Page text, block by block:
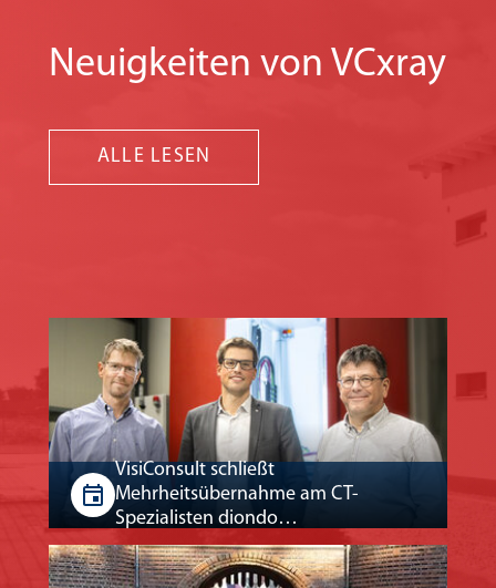
Neuigkeiten von VCxray
ALLE LESEN
VisiConsult schließt
Mehrheitsübernahme am CT-
Spezialisten diondo…